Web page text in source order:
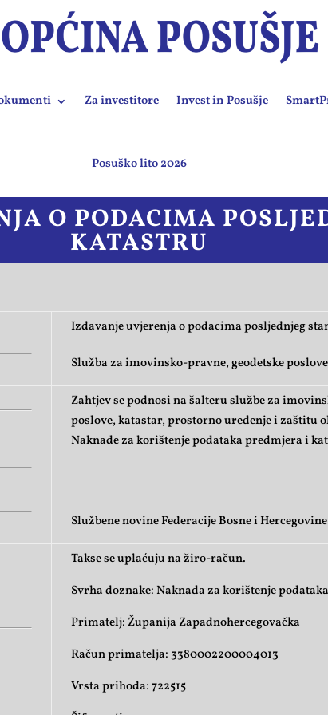
Za investitore Invest in Posušje
Posuško lito 2026
O PODACIMA
KATASTRU
Izdavanje uvjerenja o podacima posljednjeg
Služba za imovinsko-pravne, geodetske
Zahtjev se podnosi na šalteru službe za
poslove, katastar, prostorno uređenje i zaštitu
Naknade za korištenje podataka predmjera i
Službene novine Federacije Bosne i
Takse se uplaćuju na žiro-račun.
Svrha doznake: Naknada za korištenje
Primatelj: Županija Zapadnohercegovačka
Račun primatelja: 3380002200004013
Vrsta prihoda: 722515